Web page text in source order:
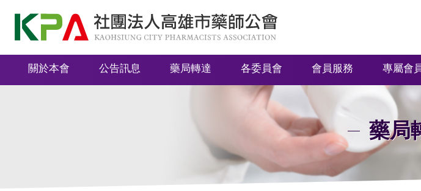
社
團
法
人
關於本會 公告訊息 藥局轉達 各委員會 會員服務 專屬會
藥局